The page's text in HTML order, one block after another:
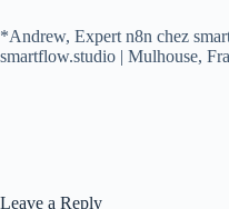
*Andrew, Expert n8n chez
smartflow.studio | Mulhouse,
Leave a Reply